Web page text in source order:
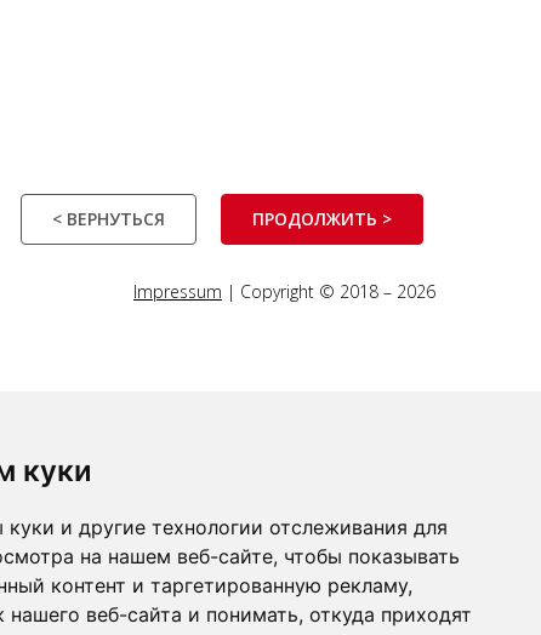
куки
и другие технологии отслеживания для
на нашем веб-сайте, чтобы показывать
контент и таргетированную рекламу,
нашего веб-сайта и понимать, откуда приходят
< ВЕРНУТЬСЯ ПРОДОЛЖИТЬ >
Impressum | Copyright © 2018 – 2026